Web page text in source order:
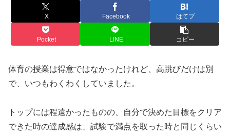
X Facebook はてブ
Pocket LINE コピー
体育の授業は得意ではなかったけれど、高跳びだけは別
で、いつもわくわくしていました。
トップには程遠かったものの、自分で決めた目標をクリア
できた時の達成感は、試験で満点を取った時と同じくらい